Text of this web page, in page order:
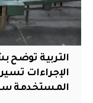
التربية توضح
الإجراءات
المستخدمة